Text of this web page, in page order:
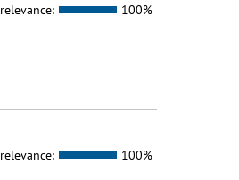
relevance: 100%
relevance: 100%